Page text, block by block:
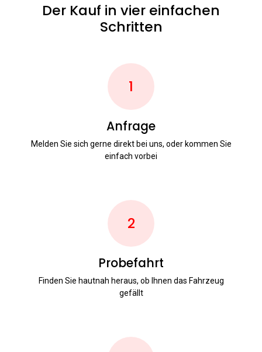
Der Kauf in vier einfachen
Schritten
1
Anfrage
Melden Sie sich gerne direkt bei uns, oder kommen Sie
einfach vorbei
2
Probefahrt
Finden Sie hautnah heraus, ob Ihnen das Fahrzeug
gefällt